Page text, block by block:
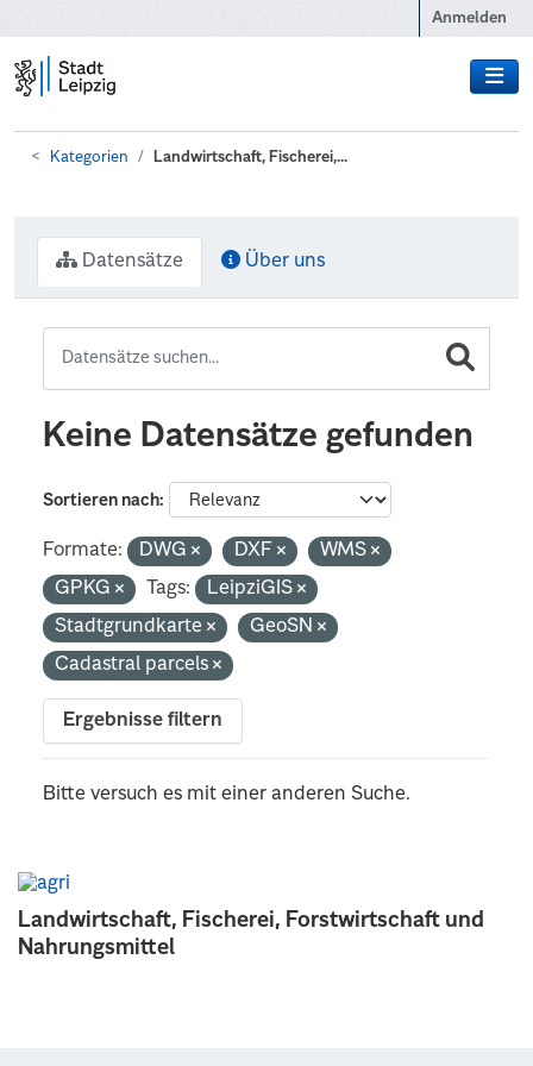
Anmelden
Kategorien Landwirtschaft, Fischerei,...
Landwirtschaft, Fischerei, Forstwirtschaft und
Nahrungsmittel
Datensätze Über uns
Keine Datensätze gefunden
Sortieren nach
Formate: DWG DXF
WMS
GPKG
Tags:
LeipziGIS
Stadtgrundkarte
GeoSN
Cadastral parcels
Ergebnisse filtern
Bitte versuch es mit einer anderen Suche.